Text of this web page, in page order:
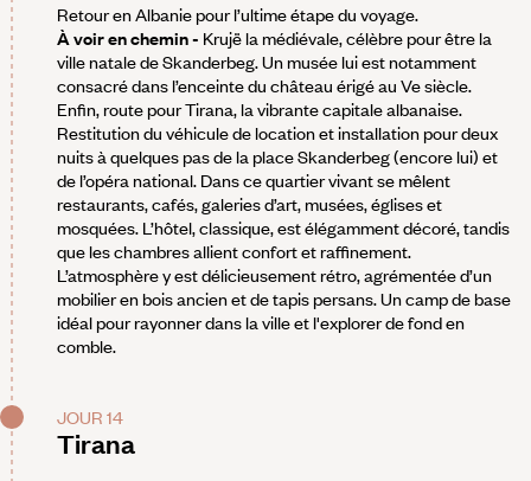
Retour en Albanie pour l’ultime étape du voyage.
À voir en chemin - Krujë la médiévale, célèbre pour être la
ville natale de Skanderbeg. Un musée lui est notamment
consacré dans l’enceinte du château érigé au Ve siècle.
Enfin, route pour Tirana, la vibrante capitale albanaise.
Restitution du véhicule de location et installation pour deux
nuits à quelques pas de la place Skanderbeg (encore lui) et
de l’opéra national. Dans ce quartier vivant se mêlent
restaurants, cafés, galeries d’art, musées, églises et
mosquées. L’hôtel, classique, est élégamment décoré, tandis
que les chambres allient confort et raffinement.
L’atmosphère y est délicieusement rétro, agrémentée d’un
mobilier en bois ancien et de tapis persans. Un camp de base
idéal pour rayonner dans la ville et l'explorer de fond en
comble.
JOUR 14
Tirana